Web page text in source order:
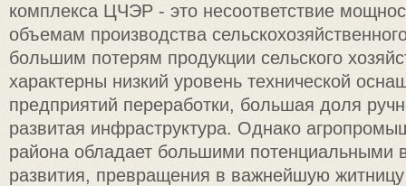
комплекса ЦЧЭР - это несоответствие
объемам производства
большим потерям продукции сельского
характерны низкий уровень технической
предприятий переработки, большая доля
развитая инфраструктура. Однако
района обладает большими потенциальными
развития, превращения в важнейшую